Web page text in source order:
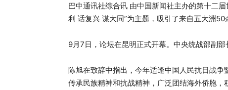
巴中通讯社综合讯 由中国新闻社主办的第十二
利 话复兴 谋大同”为主题，吸引了来自五大洲
9月7日，论坛在昆明正式开幕。中央统战部副
陈旭在致辞中指出，今年适逢中国人民抗日战
传承民族精神和抗战精神，广泛团结海外侨胞